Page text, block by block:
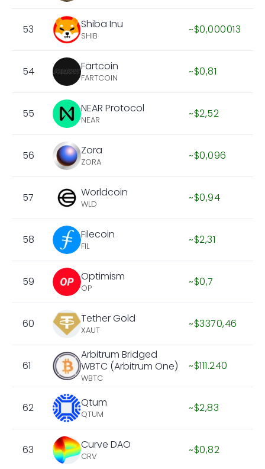
53 Shiba Inu
SHIB ~$0,000013
54 Fartcoin
FARTCOIN ~$0,81
55 NEAR Protocol
NEAR ~$2,52
56 Zora
ZORA ~$0,096
57 Worldcoin
WLD ~$0,94
58 Filecoin
FIL ~$2,31
59 Optimism
OP ~$0,7
60 Tether Gold
XAUT ~$3370,46
61
Arbitrum Bridged
WBTC (Arbitrum One)
WBTC
~$111.240
62 Qtum
QTUM ~$2,83
63 Curve DAO
CRV ~$0,82